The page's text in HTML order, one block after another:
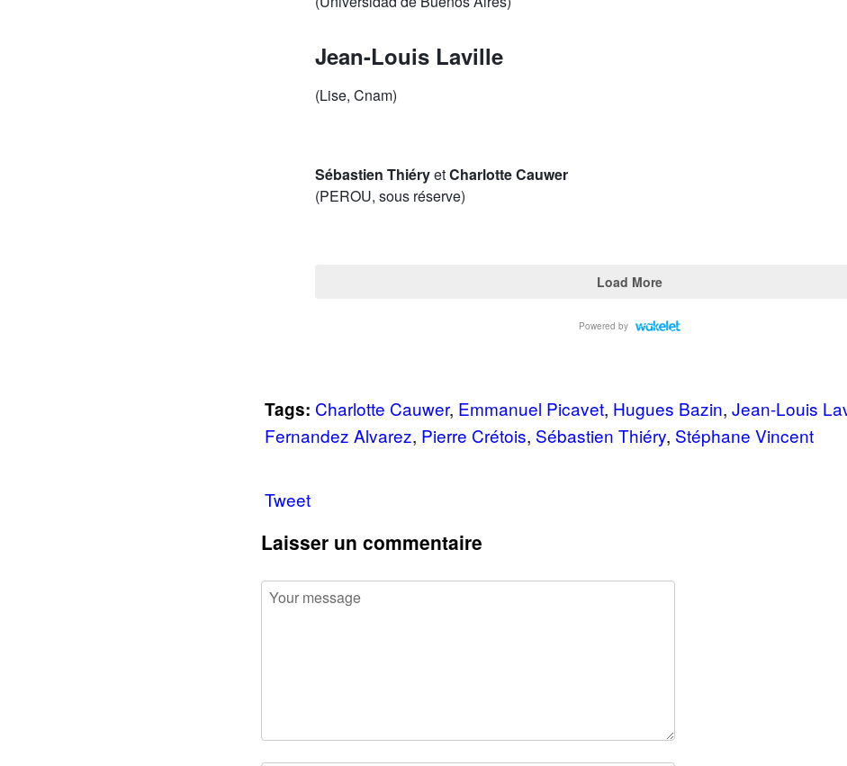
Tags: Charlotte Cauwer, Emmanuel Picavet, Hugues Bazin, Jean-Louis
Fernandez Alvarez, Pierre Crétois, Sébastien Thiéry, Stéphane Vincent
Tweet
Laisser un commentaire